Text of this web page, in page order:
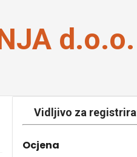
d.o.o.
Vidljivo za
Ocjena